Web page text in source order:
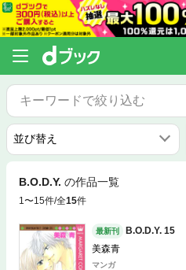
B.O.D.Y. の作品一覧
1〜15件/全15件
最新刊
B.O.D.Y. 15
美森青
マンガ